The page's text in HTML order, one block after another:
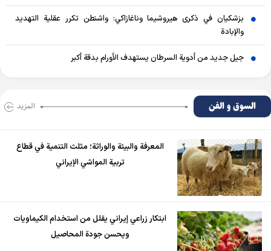
بزشكيان في ذكرى هيروشيما وناغازاكي: واشنطن تكرر عقلية التهديد
والإبادة
جيل جديد من أدوية السرطان يستهدف الأورام بدقة أكبر
السوق و الفن المزید
المعرفة والبيئة والوراثة؛ مثلث التنمية في قطاع
تربية المواشي الإيراني
ابتكار زراعي إيراني يقلل من استخدام الكيماويات
ويحسن جودة المحاصيل